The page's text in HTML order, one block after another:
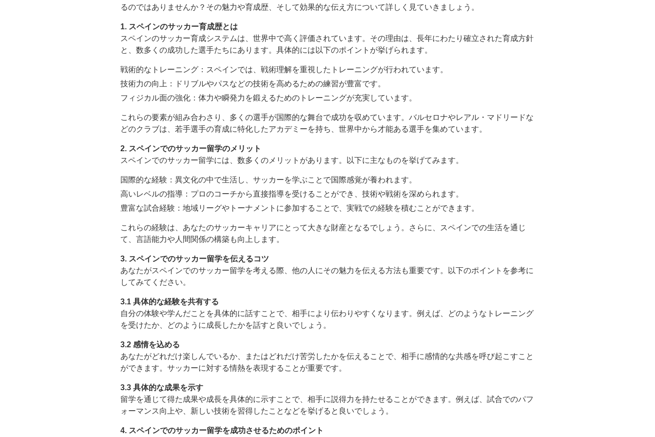
るのではありませんか？その魅力や育成歴、そして効果的な伝え方について詳しく見ていきましょう。
1. スペインのサッカー育成歴とは
スペインのサッカー育成システムは、世界中で高く評価されています。その理由は、長年にわたり確立された育成方針
と、数多くの成功した選手たちにあります。具体的には以下のポイントが挙げられます。
戦術的なトレーニング：スペインでは、戦術理解を重視したトレーニングが行われています。
技術力の向上：ドリブルやパスなどの技術を高めるための練習が豊富です。
フィジカル面の強化：体力や瞬発力を鍛えるためのトレーニングが充実しています。
これらの要素が組み合わさり、多くの選手が国際的な舞台で成功を収めています。バルセロナやレアル・マドリードな
どのクラブは、若手選手の育成に特化したアカデミーを持ち、世界中から才能ある選手を集めています。
2. スペインでのサッカー留学のメリット
スペインでのサッカー留学には、数多くのメリットがあります。以下に主なものを挙げてみます。
国際的な経験：異文化の中で生活し、サッカーを学ぶことで国際感覚が養われます。
高いレベルの指導：プロのコーチから直接指導を受けることができ、技術や戦術を深められます。
豊富な試合経験：地域リーグやトーナメントに参加することで、実戦での経験を積むことができます。
これらの経験は、あなたのサッカーキャリアにとって大きな財産となるでしょう。さらに、スペインでの生活を通じ
て、言語能力や人間関係の構築も向上します。
3. スペインでのサッカー留学を伝えるコツ
あなたがスペインでのサッカー留学を考える際、他の人にその魅力を伝える方法も重要です。以下のポイントを参考に
してみてください。
3.1 具体的な経験を共有する
自分の体験や学んだことを具体的に話すことで、相手により伝わりやすくなります。例えば、どのようなトレーニング
を受けたか、どのように成長したかを話すと良いでしょう。
3.2 感情を込める
あなたがどれだけ楽しんでいるか、またはどれだけ苦労したかを伝えることで、相手に感情的な共感を呼び起こすこと
ができます。サッカーに対する情熱を表現することが重要です。
3.3 具体的な成果を示す
留学を通じて得た成果や成長を具体的に示すことで、相手に説得力を持たせることができます。例えば、試合でのパフ
ォーマンス向上や、新しい技術を習得したことなどを挙げると良いでしょう。
4. スペインでのサッカー留学を成功させるためのポイント